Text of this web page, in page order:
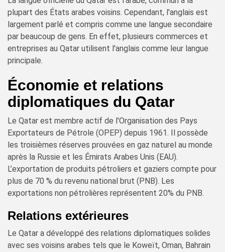
plupart des États arabes voisins. Cependant, l'anglais est
largement parlé et compris comme une langue secondaire
par beaucoup de gens. En effet, plusieurs commerces et
entreprises au Qatar utilisent l'anglais comme leur langue
principale.
Économie et relations
diplomatiques du Qatar
Le Qatar est membre actif de l'Organisation des Pays
Exportateurs de Pétrole (OPEP) depuis 1961. Il possède
les troisièmes réserves prouvées en gaz naturel au monde
après la Russie et les Émirats Arabes Unis (EAU).
L’exportation de produits pétroliers et gaziers compte pour
plus de 70 % du revenu national brut (PNB). Les
exportations non pétrolières représentent 20% du PNB.
Relations extérieures
Le Qatar a développé des relations diplomatiques solides
avec ses voisins arabes tels que le Koweït, Oman, Bahrain